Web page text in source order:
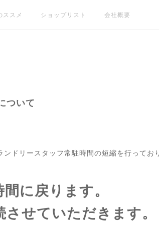
ススメ ショップリスト 会社概要
ついて
ドリースタッフ常駐時間の短縮を行ってお
に戻ります。
せていただきます。